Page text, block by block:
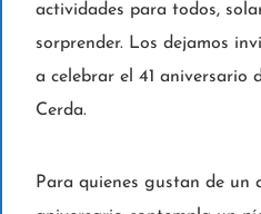
actividades para todos,
sorprender. Los dejamos
a celebrar el 41 aniversario
Cerda.
Para quienes gustan de un